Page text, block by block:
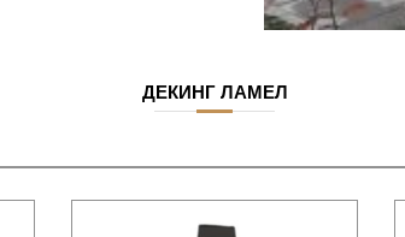
ДЕКИНГ ЛАМЕЛ